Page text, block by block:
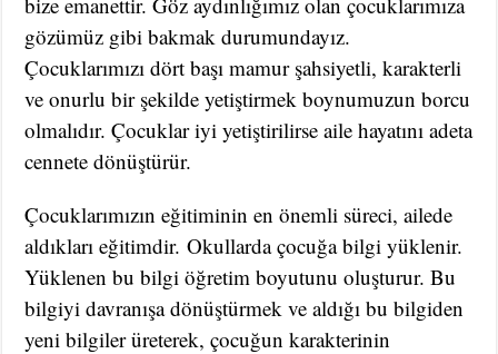
gözümüz gibi bakmak durumundayız.
Çocuklarımızı dört başı mamur şahsiyetli, karakterli
ve onurlu bir şekilde yetiştirmek boynumuzun borcu
olmalıdır. Çocuklar iyi yetiştirilirse aile hayatını adeta
cennete dönüştürür.
Çocuklarımızın eğitiminin en önemli süreci, ailede
aldıkları eğitimdir. Okullarda çocuğa bilgi yüklenir.
Yüklenen bu bilgi öğretim boyutunu oluşturur. Bu
bilgiyi davranışa dönüştürmek ve aldığı bu bilgiden
yeni bilgiler üreterek, çocuğun karakterinin